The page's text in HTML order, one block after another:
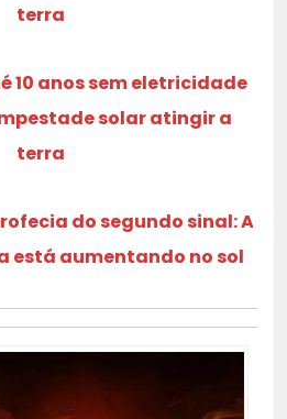
terra
10 anos sem eletricidade
solar atingir a
terra
do segundo sinal: A
está aumentando no sol